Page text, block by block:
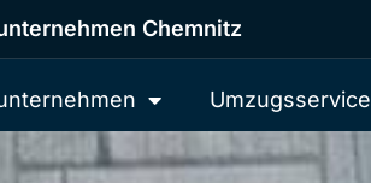
Chemnitz
Umzugsservice